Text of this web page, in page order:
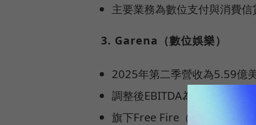
主要業務為數位支付與消費信
3. Garena（數位娛樂）
2025年第二季營收為5.59億
調整後EBITDA為2.46億美元
旗下Free Fire（我要活下去